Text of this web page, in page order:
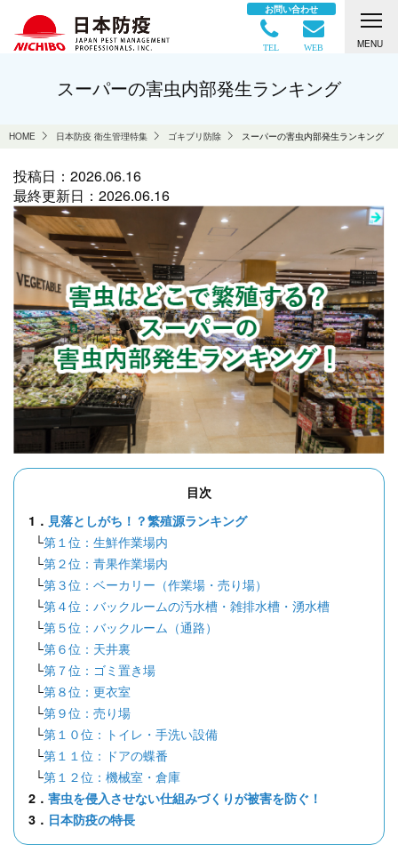
お問い合わせ
TEL WEB MENU
スーパーの害虫内部発生ランキング
HOME 日本防疫 衛生管理特集 ゴキブリ防除 スーパーの害虫内部発生ランキング
投稿日： 2026.06.16
最終更新日： 2026.06.16
目次
1． 見落としがち！？繁殖源ランキング
└第１位：生鮮作業場内
└第２位：青果作業場内
└第３位：ベーカリー（作業場・売り場）
└第４位：バックルームの汚水槽・雑排水槽・湧水槽
└第５位：バックルーム（通路）
└第６位：天井裏
└第７位：ゴミ置き場
└第８位：更衣室
└第９位：売り場
└第１０位：トイレ・手洗い設備
└第１１位：ドアの蝶番
└第１２位：機械室・倉庫
2． 害虫を侵入させない仕組みづくりが被害を防ぐ！
3． 日本防疫の特長